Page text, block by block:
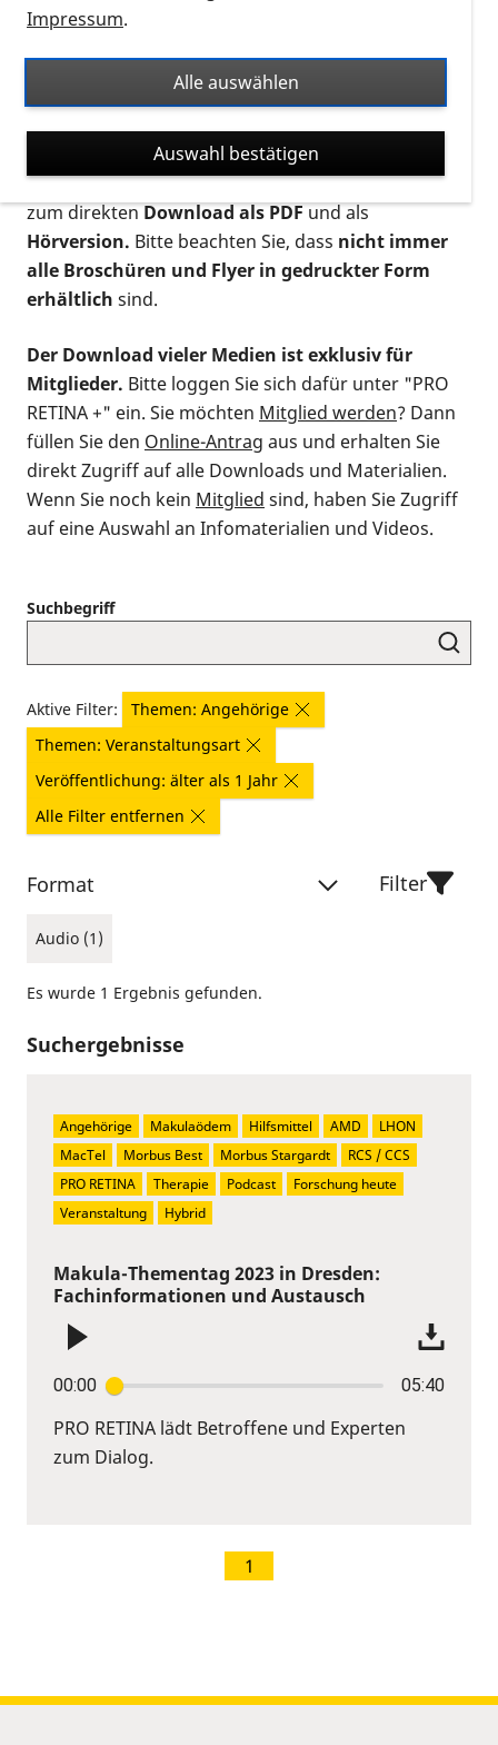
Auf dieser Seite finden Sie sämtliches Infomaterial
Ort. Nutzen Sie den Formatfilter, um ausschließlich
nach Flyern und Broschüren, Audios oder Videos zu
suchen. Die meisten Flyer und Broschüren werden in
verschiedenen Formaten angeboten: zur
postalischen Bestellung als gedruckte Variante
zum direktenDownload als PDFund als
Hörversion. Bitte beachten Sie, dass nicht immer
alle Broschüren und Flyer in gedruckter Form
erhältlich sind.
Der Download vieler Medien ist exklusiv für
Mitglieder. Bitte loggen Sie sich dafür unter "PRO
RETINA +" ein. Sie möchten Mitglied werden? Dann
füllen Sie den Online-Antrag aus und erhalten Sie
direkt Zugriff auf alle Downloads und Materialien.
Wenn Sie noch kein Mitglied sind, haben Sie Zugriff
auf eine Auswahl an Infomaterialien und Videos.
Suchbegriff
Aktive Filter:
Themen: Angehörige
Themen: Veranstaltungsart
Veröffentlichung: älter als 1 Jahr
Alle Filter entfernen
Format
Audio (1)
Filter
Es wurde 1 Ergebnis gefunden.
Suchergebnisse
Makula-Thementag 2023 in Dresden:
Fachinformationen und Austausch
00:00 05:40
PRO RETINA lädt Betroffene und Experten
zum Dialog.
Angehörige Makulaödem Hilfsmittel AMD
LHON
MacTel
Morbus Best Morbus Stargardt
RCS / CCS
PRO RETINA
Therapie Podcast
Forschung heute
Veranstaltung
Hybrid
1
Impressum.
Alle auswählen
Auswahl bestätigen